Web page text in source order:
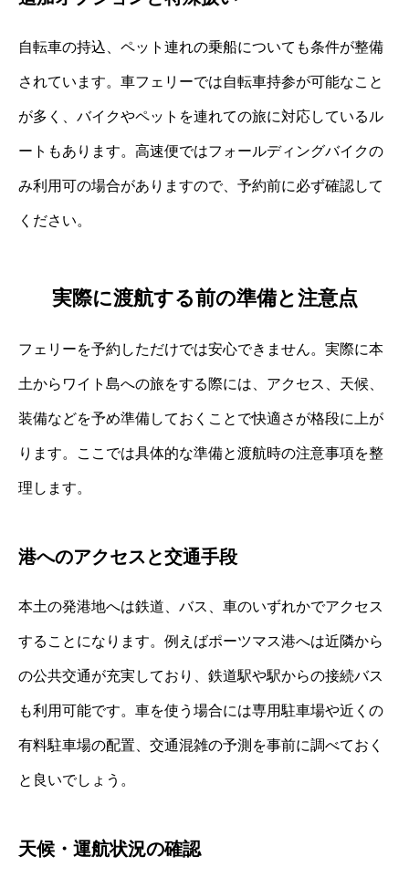
自転車の持込、ペット連れの乗船についても条件が整備
されています。車フェリーでは自転車持参が可能なこと
が多く、バイクやペットを連れての旅に対応しているル
ートもあります。高速便ではフォールディングバイクの
み利用可の場合がありますので、予約前に必ず確認して
ください。
実際に渡航する前の準備と注意点
フェリーを予約しただけでは安心できません。実際に本
土からワイト島への旅をする際には、アクセス、天候、
装備などを予め準備しておくことで快適さが格段に上が
ります。ここでは具体的な準備と渡航時の注意事項を整
理します。
港へのアクセスと交通手段
本土の発港地へは鉄道、バス、車のいずれかでアクセス
することになります。例えばポーツマス港へは近隣から
の公共交通が充実しており、鉄道駅や駅からの接続バス
も利用可能です。車を使う場合には専用駐車場や近くの
有料駐車場の配置、交通混雑の予測を事前に調べておく
と良いでしょう。
天候・運航状況の確認